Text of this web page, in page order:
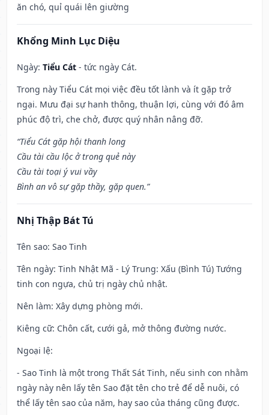
ăn chó, quỉ quái lên giường
Khổng Minh Lục Diệu
Ngày: Tiểu Cát - tức ngày Cát.
Trong này Tiểu Cát mọi việc đều tốt lành và ít gặp trở
ngại. Mưu đại sự hanh thông, thuận lợi, cùng với đó âm
phúc độ trì, che chở, được quý nhân nâng đỡ.
“Tiểu Cát gặp hội thanh long
Cầu tài cầu lộc ở trong quẻ này
Cầu tài toại ý vui vầy
Bình an vô sự gặp thầy, gặp quen.”
Nhị Thập Bát Tú
Tên sao: Sao Tinh
Tên ngày: Tinh Nhật Mã - Lý Trung: Xấu (Bình Tú) Tướng
tinh con ngựa, chủ trị ngày chủ nhật.
Nên làm: Xây dựng phòng mới.
Kiêng cữ: Chôn cất, cưới gả, mở thông đường nước.
Ngoại lệ:
- Sao Tinh là một trong Thất Sát Tinh, nếu sinh con nhằm
ngày này nên lấy tên Sao đặt tên cho trẻ để dễ nuôi, có
thể lấy tên sao của năm, hay sao của tháng cũng được.